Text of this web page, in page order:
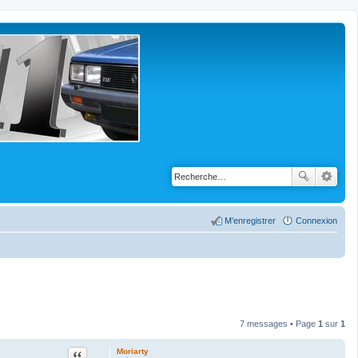
Connexion
M’enregistrer
7 messages • Page 1 sur 1
Moriarty
Citation